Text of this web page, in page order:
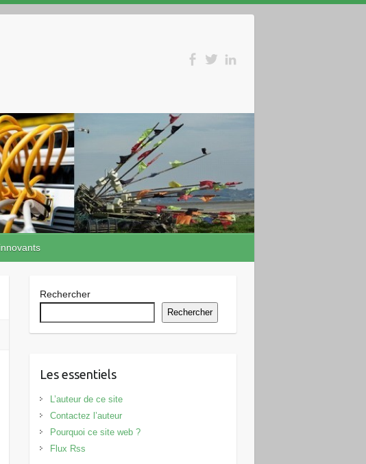
Rechercher
Rechercher
Les essentiels
L’auteur de ce site
Contactez l’auteur
Pourquoi ce site web ?
Flux Rss